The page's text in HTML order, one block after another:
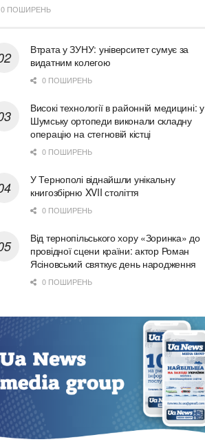
0 ПОШИРЕНЬ
Втрата у ЗУНУ: університет сумує за
видатним колегою
0 ПОШИРЕНЬ
Високі технології в районній медицині: у
Шумську ортопеди виконали складну
операцію на стегновій кістці
0 ПОШИРЕНЬ
У Тернополі віднайшли унікальну
книгозбірню XVII століття
0 ПОШИРЕНЬ
Від тернопільського хору «Зоринка» до
провідної сцени країни: актор Роман
Ясіновський святкує день народження
0 ПОШИРЕНЬ